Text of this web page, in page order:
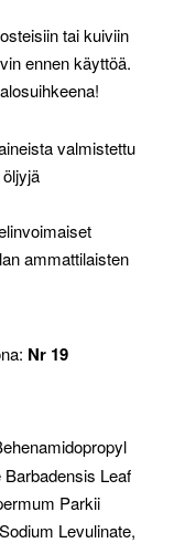
tai kuiviin
ennen käyttöä.
valmistettu
ammattilaisten
Nr 19
Leaf
Parkii
Levulinate,